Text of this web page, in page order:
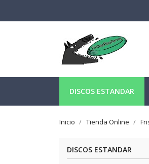
DISCOS ESTANDAR
Inicio Tienda Online
DISCOS ESTANDAR